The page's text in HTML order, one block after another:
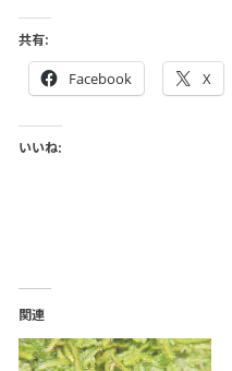
共有:
Facebook X
いいね:
関連